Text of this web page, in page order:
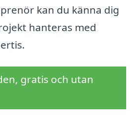
kan du känna dig
hanteras med
gratis och utan